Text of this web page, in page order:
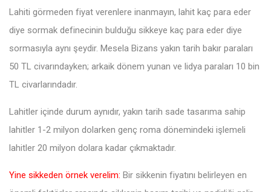
Lahiti görmeden fiyat verenlere inanmayın, lahit kaç para eder
diye sormak definecinin bulduğu sikkeye kaç para eder diye
sormasıyla aynı şeydir. Mesela Bizans yakın tarih bakır paraları
50 TL civarındayken; arkaik dönem yunan ve lidya paraları 10 bin
TL civarlarındadır.
Lahitler içinde durum aynıdır, yakın tarih sade tasarıma sahip
lahitler 1-2 milyon dolarken genç roma dönemindeki işlemeli
lahitler 20 milyon dolara kadar çıkmaktadır.
Yine sikkeden örnek verelim: Bir sikkenin fiyatını belirleyen en